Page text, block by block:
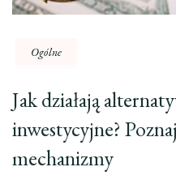
Ogólne
Jak działają
inwestycyjne?
mechanizmy